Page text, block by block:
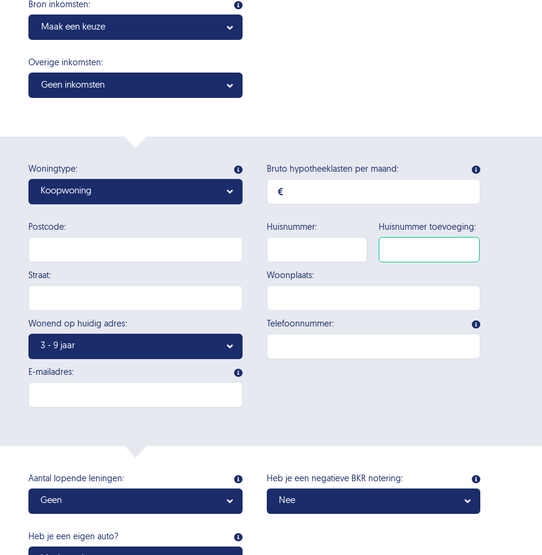
Bron inkomsten:
Maak een keuze
Overige inkomsten:
Geen inkomsten
Woningtype:
Koopwoning
Bruto hypotheeklasten per maand:
Postcode: Huisnummer: Huisnummer toevoeging:
Straat: Woonplaats:
Wonend op huidig adres:
3 - 9 jaar
Telefoonnummer:
E-mailadres:
Aantal lopende leningen:
Geen
Heb je een negatieve BKR notering:
Nee
Heb je een eigen auto?